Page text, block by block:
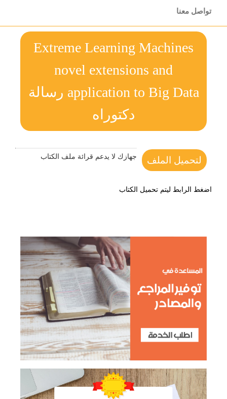
تواصل معنا
Extreme Learning Machines
novel extensions and
application to Big Data رسالة
دكتوراه
لتحميل الملف جهازك لا يدعم قرائة ملف الكتاب
اضغط الرابط ليتم تحميل الكتاب